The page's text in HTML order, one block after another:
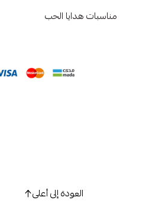
مناسبات هدايا الحب
العودة إلى أعلى